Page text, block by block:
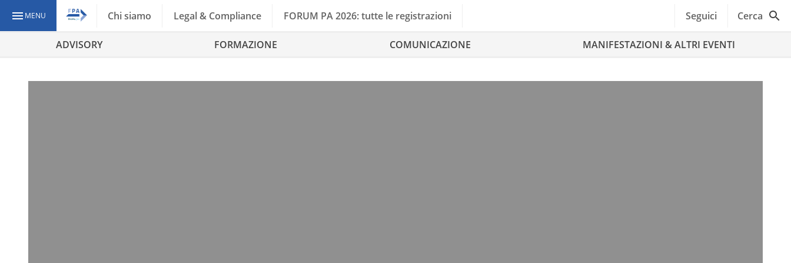
MENU Chi siamo Legal & Compliance FORUM PA 2026: tutte le registrazioni Seguici Cerca
ADVISORY FORMAZIONE COMUNICAZIONE MANIFESTAZIONI & ALTRI EVENTI